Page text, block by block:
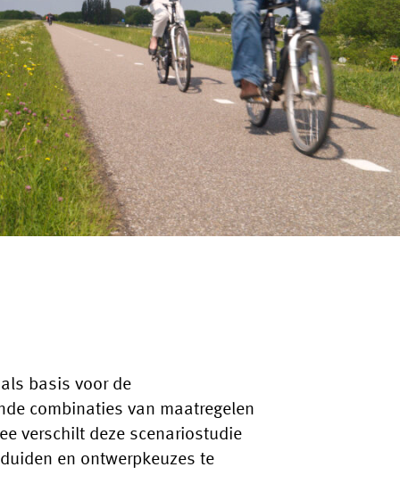
basis voor de
combinaties van maatregelen
verschilt deze scenariostudie
en ontwerpkeuzes te